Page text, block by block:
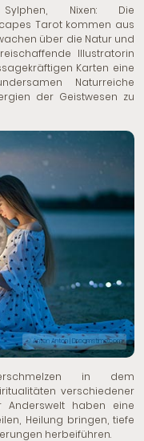
Nixen: Die
Tarot kommen aus
über die Natur und
Illustratorin
Karten eine
Naturreiche
der Geistwesen zu
© Anton Anton | Dreamstime.com
in dem
verschiedener
Anderswelt haben eine
Heilung bringen, tiefe
herbeiführen.